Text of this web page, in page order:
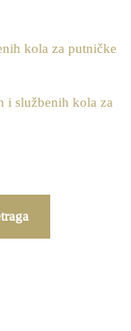
kola za putničke
i službenih kola za